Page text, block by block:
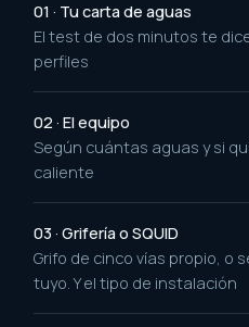
01 · Tu carta de aguas
El test de dos minutos te
perfiles
02 · El equipo
Según cuántas aguas y si
caliente
03 · Grifería o SQUID
Grifo de cinco vías propio, o
tuyo. Y el tipo de instalación